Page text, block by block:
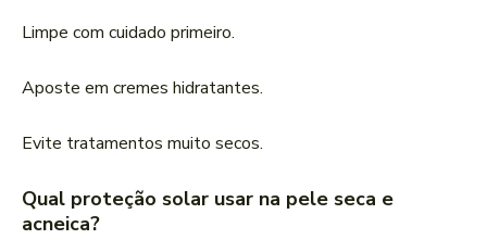
Limpe com cuidado primeiro.
Aposte em cremes hidratantes.
Evite tratamentos muito secos.
Qual proteção solar usar na pele seca e
acneica?